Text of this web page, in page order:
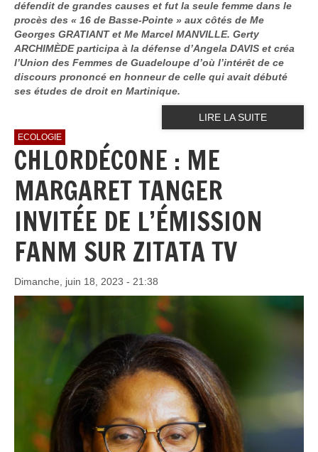
défendit de grandes causes et fut la seule femme dans le
procès des « 16 de Basse-Pointe » aux côtés de Me
Georges GRATIANT et Me Marcel MANVILLE. Gerty
ARCHIMÈDE participa à la défense d’Angela DAVIS et créa
l’Union des Femmes de Guadeloupe d’où l’intérêt de ce
discours prononcé en honneur de celle qui avait débuté
ses études de droit en Martinique.
LIRE LA SUITE
ECOLOGIE
CHLORDÉCONE : ME
MARGARET TANGER
INVITÉE DE L’ÉMISSION
FANM SUR ZITATA TV
Dimanche, juin 18, 2023 - 21:38